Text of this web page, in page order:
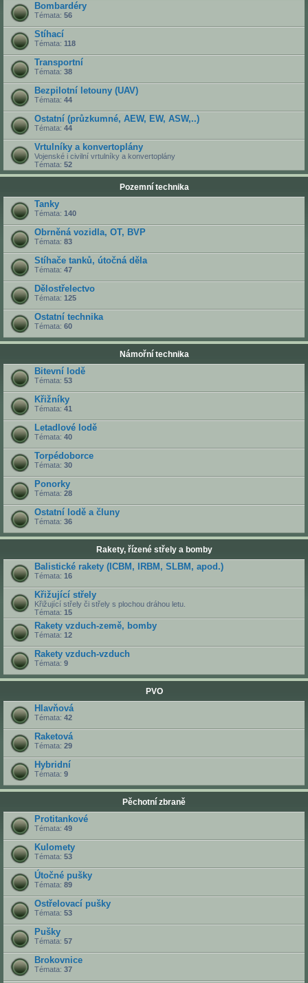
Bombardéry
Témata: 56
Stíhací
Témata: 118
Transportní
Témata: 38
Bezpilotní letouny (UAV)
Témata: 44
Ostatní (průzkumné, AEW, EW, ASW,..)
Témata: 44
Vrtulníky a konvertoplány
Vojenské i civilní vrtulníky a konvertoplány
Témata: 52
Pozemní technika
Tanky
Témata: 140
Obrněná vozidla, OT, BVP
Témata: 83
Stíhače tanků, útočná děla
Témata: 47
Dělostřelectvo
Témata: 125
Ostatní technika
Témata: 60
Námořní technika
Bitevní lodě
Témata: 53
Křižníky
Témata: 41
Letadlové lodě
Témata: 40
Torpédoborce
Témata: 30
Ponorky
Témata: 28
Ostatní lodě a čluny
Témata: 36
Rakety, řízené střely a bomby
Balistické rakety (ICBM, IRBM, SLBM, apod.)
Témata: 16
Křižující střely
Křižující střely či střely s plochou dráhou letu.
Témata: 15
Rakety vzduch-země, bomby
Témata: 12
Rakety vzduch-vzduch
Témata: 9
PVO
Hlavňová
Témata: 42
Raketová
Témata: 29
Hybridní
Témata: 9
Pěchotní zbraně
Protitankové
Témata: 49
Kulomety
Témata: 53
Útočné pušky
Témata: 89
Ostřelovací pušky
Témata: 53
Pušky
Témata: 57
Brokovnice
Témata: 37